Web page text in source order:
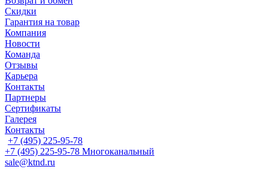
Скидки
Гарантия на товар
Компания
Новости
Команда
Отзывы
Карьера
Контакты
Партнеры
Сертификаты
Галерея
Контакты
+7 (495) 225-95-78
+7 (495) 225-95-78 Многоканальный
sale@ktnd.ru